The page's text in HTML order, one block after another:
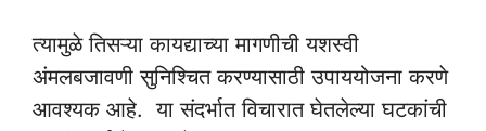
त्यामुळे तिसऱ्या कायद्याच्या मागणीची यशस्वी
अंमलबजावणी सुनिश्चित करण्यासाठी उपाययोजना करणे
आवश्यक आहे. या संदर्भात विचारात घेतलेल्या घटकांची